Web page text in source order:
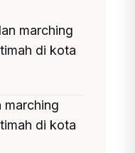
marching
di kota
marching
di kota